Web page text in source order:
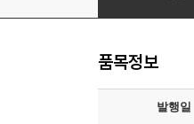
품목정보
발행일